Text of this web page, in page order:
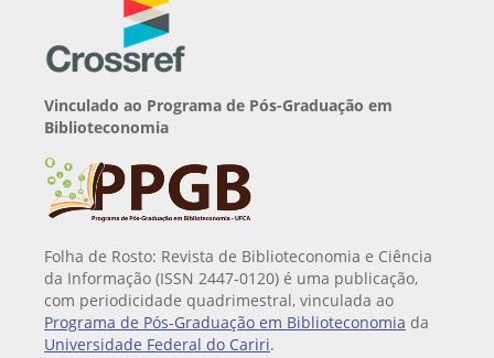
Vinculado ao Programa de Pós-Graduação em
Biblioteconomia
Folha de Rosto: Revista de Biblioteconomia e Ciência
da Informação (ISSN 2447-0120) é uma publicação,
com periodicidade quadrimestral, vinculada ao
Programa de Pós-Graduação em Biblioteconomia da
Universidade Federal do Cariri.